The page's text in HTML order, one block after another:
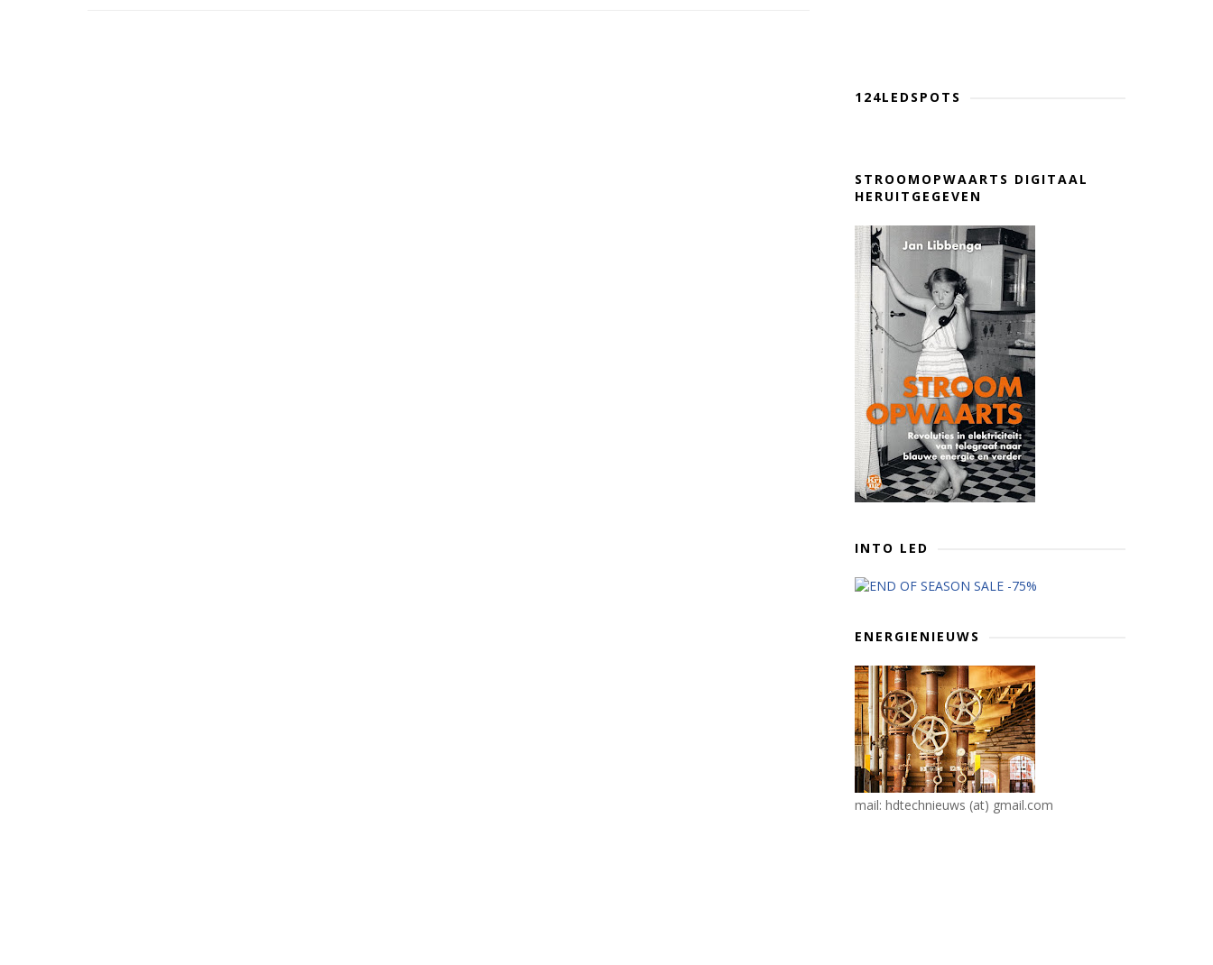
124LEDSPOTS
STROOMOPWAARTS DIGITAAL
HERUITGEGEVEN
INTO LED
ENERGIENIEUWS
mail: hdtechnieuws (at) gmail.com